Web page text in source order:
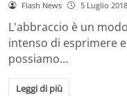
Flash News 5 Luglio 2018
L'abbraccio è un
intenso di esprimere
possiamo…
Leggi di più